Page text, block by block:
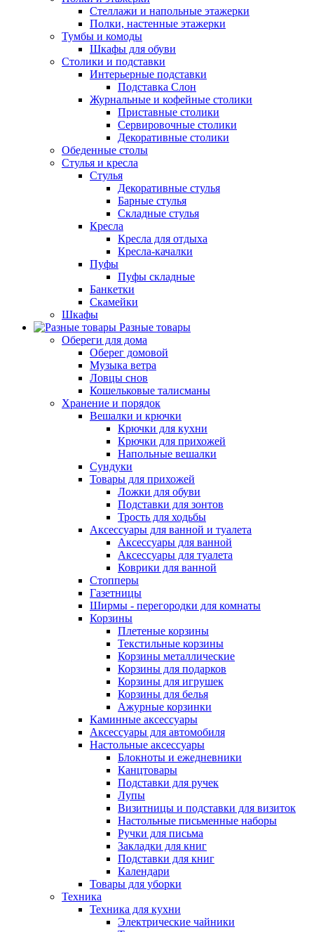
Стеллажи и напольные этажерки
Полки, настенные этажерки
Тумбы и комоды
Шкафы для обуви
Столики и подставки
Интерьерные подставки
Подставка Слон
Журнальные и кофейные столики
Приставные столики
Сервировочные столики
Декоративные столики
Обеденные столы
Стулья и кресла
Стулья
Декоративные стулья
Барные стулья
Складные стулья
Кресла
Кресла для отдыха
Кресла-качалки
Пуфы
Пуфы складные
Банкетки
Скамейки
Шкафы
Разные товары
Обереги для дома
Оберег домовой
Музыка ветра
Ловцы снов
Кошельковые талисманы
Хранение и порядок
Вешалки и крючки
Крючки для кухни
Крючки для прихожей
Напольные вешалки
Сундуки
Товары для прихожей
Ложки для обуви
Подставки для зонтов
Трость для ходьбы
Аксессуары для ванной и туалета
Аксессуары для ванной
Аксессуары для туалета
Коврики для ванной
Стопперы
Газетницы
Ширмы - перегородки для комнаты
Корзины
Плетеные корзины
Текстильные корзины
Корзины металлические
Корзины для подарков
Корзины для игрушек
Корзины для белья
Ажурные корзинки
Каминные аксессуары
Аксессуары для автомобиля
Настольные аксессуары
Блокноты и ежедневники
Канцтовары
Подставки для ручек
Лупы
Визитницы и подставки для визиток
Настольные письменные наборы
Ручки для письма
Закладки для книг
Подставки для книг
Календари
Товары для уборки
Техника
Техника для кухни
Электрические чайники